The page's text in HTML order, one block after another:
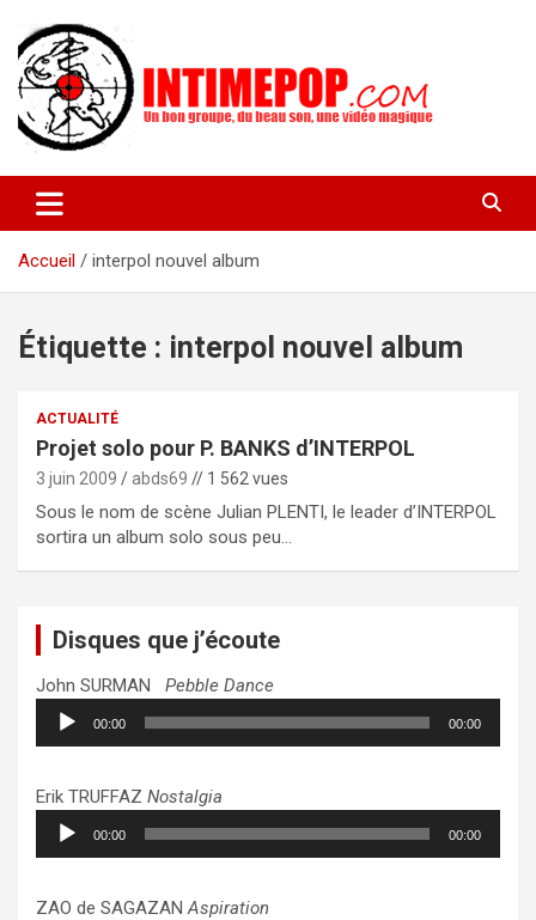
contenu
intimepop.com
actuelles pop rock, post-rock, indé sur Lyon. rock pop concert
lyon
Accueil
interpol nouvel album
Étiquette : interpol nouvel album
ACTUALITÉ
Projet solo pour P. BANKS d’INTERPOL
3 juin 2009 abds69 // 1 562 vues
Sous le nom de scène Julian PLENTI, le leader d’INTERPOL
sortira un album solo sous peu…
Disques que j’écoute
John SURMAN Pebble Dance
Lecteur
audio
00:00 00:00
Erik TRUFFAZ Nostalgia
Lecteur
audio
00:00 00:00
ZAO de SAGAZANAspiration